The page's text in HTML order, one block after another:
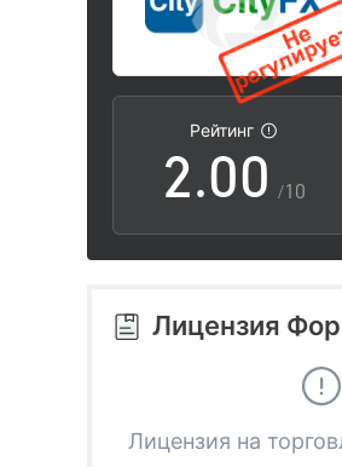
Рейтинг
0
1
2
3
4
.0
1
2
0
1
2
/10
Лицензия
Лицензия на